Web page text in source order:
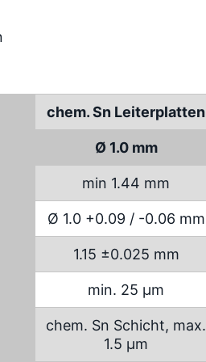
chem. Sn Leiterplatten
Ø 1.0 mm
min 1.44 mm
Ø 1.0 +0.09 / -0.06 mm
1.15 ±0.025 mm
min. 25 µm
chem. Sn Schicht, max.
1.5 µm